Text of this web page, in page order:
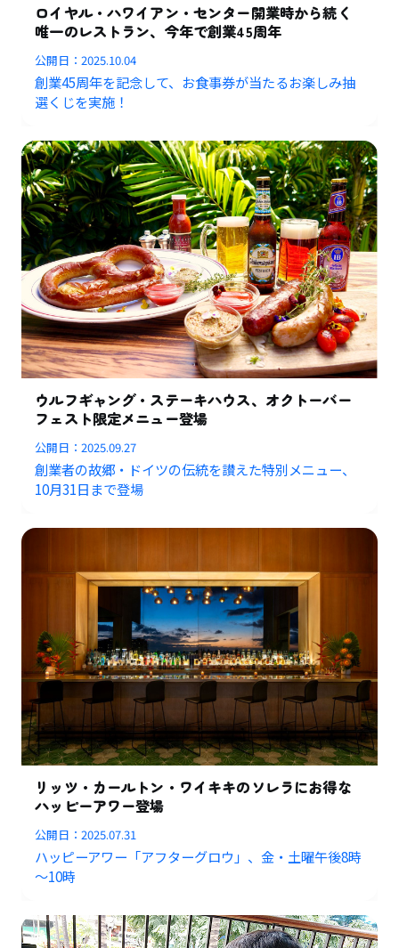
ロイヤル・ハワイアン・センター開業時から続く
唯一のレストラン、今年で創業45周年
公開日：2025.10.04
創業45周年を記念して、お食事券が当たるお楽しみ抽
選くじを実施！
ウルフギャング・ステーキハウス、オクトーバー
フェスト限定メニュー登場
公開日：2025.09.27
創業者の故郷・ドイツの伝統を讃えた特別メニュー、
10月31日まで登場
リッツ・カールトン・ワイキキのソレラにお得な
ハッピーアワー登場
公開日：2025.07.31
ハッピーアワー「アフターグロウ」、金・土曜午後8時
～10時